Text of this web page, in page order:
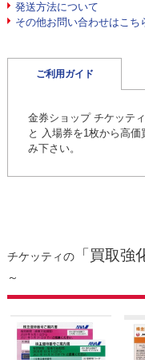
発送方法について
その他お問い合わせはこち
ご利用ガイド
金券ショップ チケッテ
と 入場券を1枚から高
み下さい。
チケッティの「買取強
～